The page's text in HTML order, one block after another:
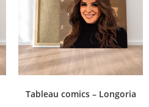
Tableau comics – Longoria